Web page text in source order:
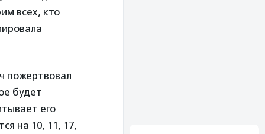
всех, кто
пожертвовал
будет
его
на 10, 11, 17,